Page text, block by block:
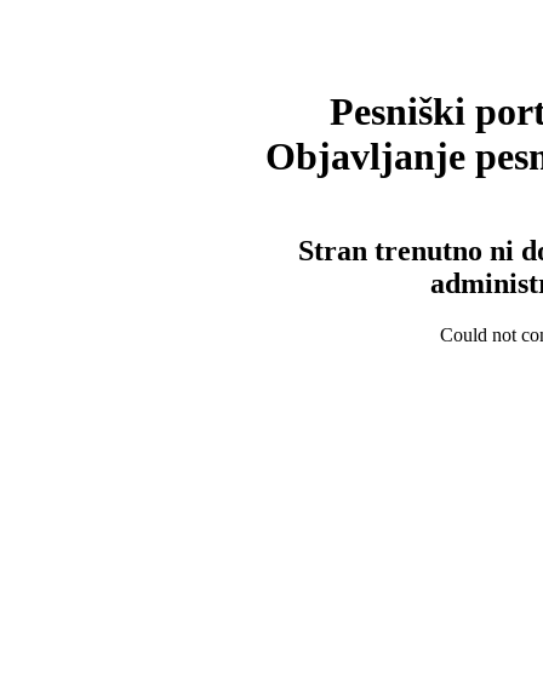
Pesniški
Objavljanje
Stran trenutno ni
Could not